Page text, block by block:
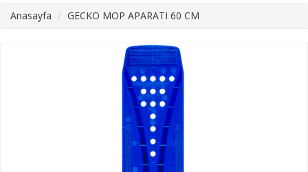
Anasayfa GECKO MOP APARATI 60 CM